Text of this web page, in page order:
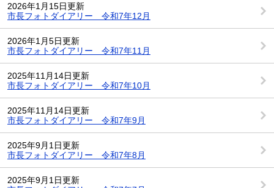
2026年1月15日更新
市長フォトダイアリー 令和7年12月
2026年1月5日更新
市長フォトダイアリー 令和7年11月
2025年11月14日更新
市長フォトダイアリー 令和7年10月
2025年11月14日更新
市長フォトダイアリー 令和7年9月
2025年9月1日更新
市長フォトダイアリー 令和7年8月
2025年9月1日更新